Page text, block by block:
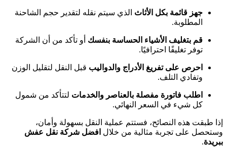
جهز قائمة بكل الأثاث الذي سيتم نقله لتقدير حجم الشاحنة
المطلوبة.
قم بتغليف الأشياء الحساسة بنفسك أو تأكد من أن الشركة
توفر تغليفًا احترافيًا.
احرص على تفريغ الأدراج والدواليب قبل النقل لتقليل الوزن
وتفادي التلف.
اطلب فاتورة مفصلة بالعناصر والخدمات لتتأكد من شمول
كل شيء في السعر النهائي.
إذا طبقت هذه النصائح، فستتم عملية النقل بسهولة وأمان،
وستحصل على تجربة مثالية من خلال افضل شركة نقل عفش
ببريدة.